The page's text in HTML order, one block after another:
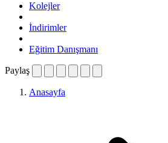
Kolejler
İndirimler
Eğitim Danışmanı
Paylaş
Anasayfa